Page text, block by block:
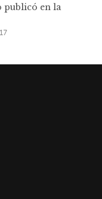
publicó en la